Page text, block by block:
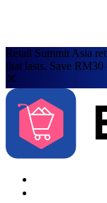
Retail Summit Asia
that lasts. Save